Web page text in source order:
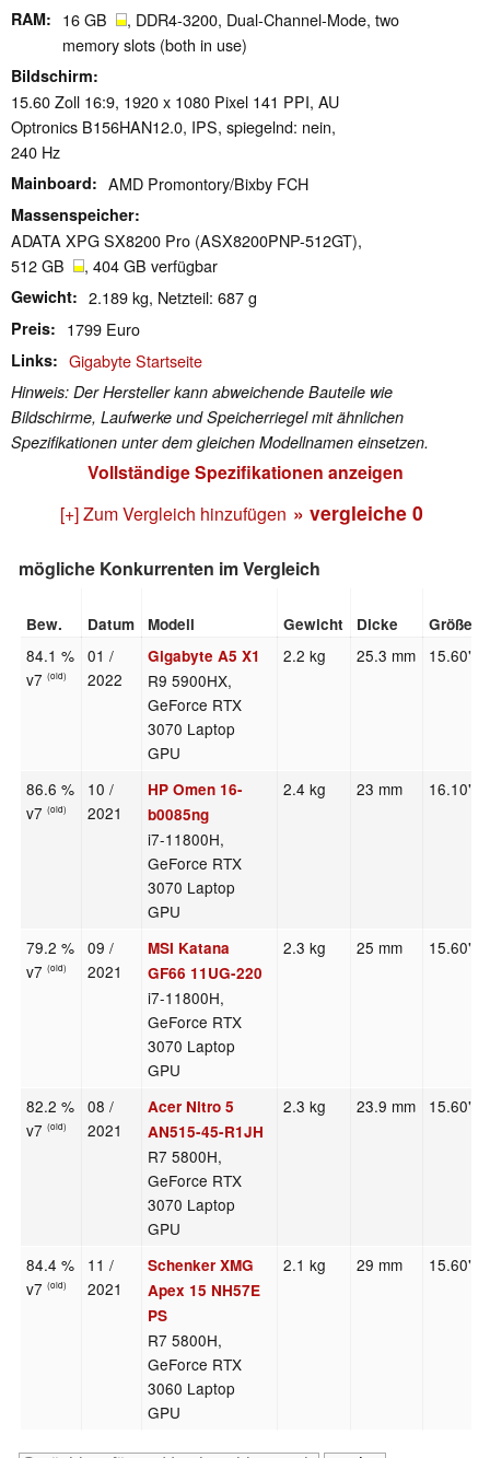
RAM 16 GB
, DDR4-3200, Dual-Channel-Mode, two
memory slots (both in use)
Bildschirm
15.60 Zoll 16:9, 1920 x 1080 Pixel 141 PPI, AU
Optronics B156HAN12.0, IPS, spiegelnd: nein,
240 Hz
Mainboard AMD Promontory/Bixby FCH
Massenspeicher
ADATA XPG SX8200 Pro (ASX8200PNP-512GT),
512 GB
, 404 GB verfügbar
Gewicht 2.189 kg, Netzteil: 687 g
Preis 1799 Euro
Links Gigabyte Startseite
Hinweis: Der Hersteller kann abweichende Bauteile wie
Bildschirme, Laufwerke und Speicherriegel mit ähnlichen
Spezifikationen unter dem gleichen Modellnamen einsetzen.
Vollständige Spezifikationen anzeigen
[+] Zum Vergleich hinzufügen » vergleiche 0
mögliche Konkurrenten im Vergleich
Bew. Datum Modell Gewicht Dicke Größe
84.1 %
v7(old)
01 /
2022
Gigabyte A5 X1
R9 5900HX,
GeForce RTX
3070 Laptop
GPU
2.2 kg 25.3 mm 15.60"
86.6 %
v7(old)
10 /
2021
HP Omen 16-
b0085ng
i7-11800H,
GeForce RTX
3070 Laptop
GPU
2.4 kg 23 mm 16.10"
79.2 %
v7(old)
09 /
2021
MSI Katana
GF66 11UG-220
i7-11800H,
GeForce RTX
3070 Laptop
GPU
2.3 kg 25 mm 15.60"
82.2 %
v7(old)
08 /
2021
Acer Nitro 5
AN515-45-R1JH
R7 5800H,
GeForce RTX
3070 Laptop
GPU
2.3 kg 23.9 mm 15.60"
84.4 %
v7(old)
11 /
2021
Schenker XMG
Apex 15 NH57E
PS
R7 5800H,
GeForce RTX
3060 Laptop
GPU
2.1 kg 29 mm 15.60"